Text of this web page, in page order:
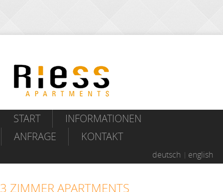
START
INFORMATIONEN
ANFRAGE
KONTAKT
deutsch english
3 ZIMMER APARTMENTS